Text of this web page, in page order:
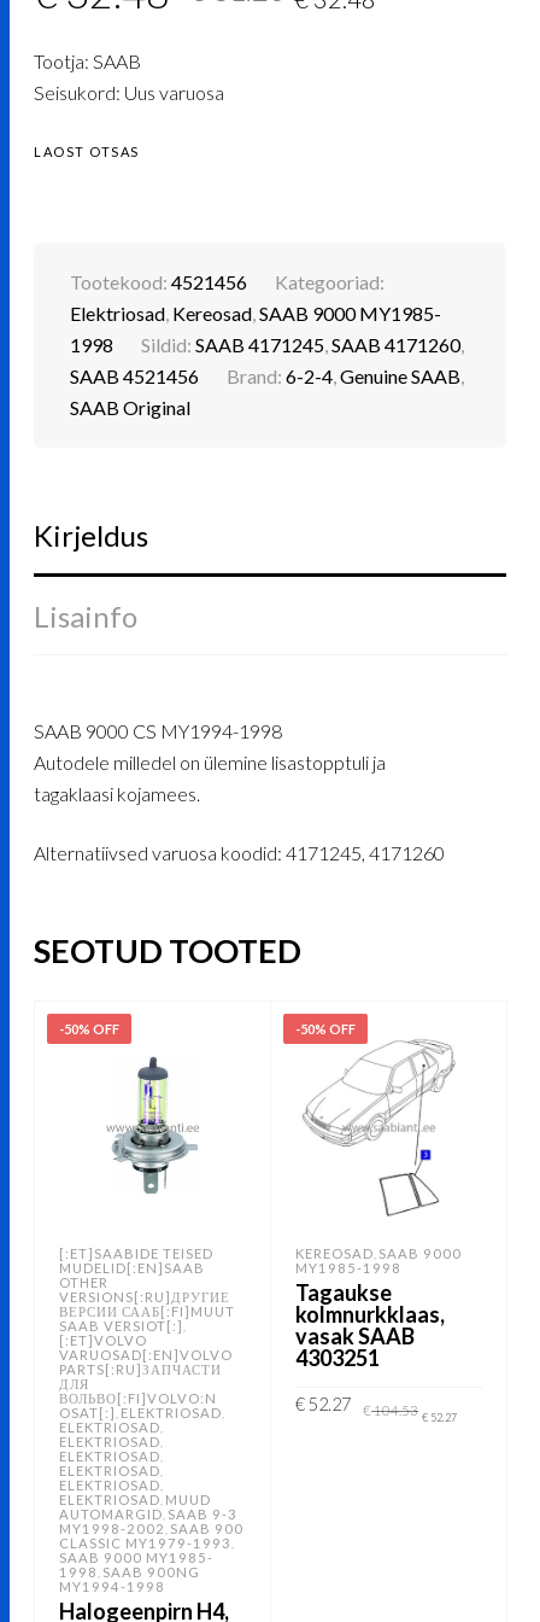
Tootja: SAAB
Seisukord: Uus varuosa
LAOST OTSAS
Tootekood:4521456
Kategooriad:
Elektriosad, Kereosad,SAAB 9000 MY1985-
1998
Sildid:SAAB 4171245,SAAB 4171260,
SAAB 4521456
Brand:6-2-4,Genuine SAAB,
SAAB Original
Kirjeldus
Lisainfo
SAAB 9000 CS MY1994-1998
Autodele milledel on ülemine lisastopptuli ja
tagaklaasi kojamees.
Alternatiivsed varuosa koodid: 4171245, 4171260
SEOTUD TOOTED
-50% OFF
[:ET]SAABIDE TEISED
MUDELID[:EN]SAAB
OTHER
VERSIONS[:RU]ДРУГИЕ
ВЕРСИИ СААБ[:FI]MUUT
SAAB VERSIOT[:]
[:ET]VOLVO
VARUOSAD[:EN]VOLVO
PARTS[:RU]ЗАПЧАСТИ
ДЛЯ
ВОЛЬВО[:FI]VOLVO:N
OSAT[:] ELEKTRIOSAD
ELEKTRIOSAD
ELEKTRIOSAD
ELEKTRIOSAD
ELEKTRIOSAD
ELEKTRIOSAD
ELEKTRIOSAD MUUD
AUTOMARGID SAAB 9-3
MY1998-2002 SAAB 900
CLASSIC MY1979-1993
SAAB 9000 MY1985-
1998 SAAB 900NG
MY1994-1998
Halogeenpirn H4,
-50% OFF
KEREOSAD SAAB 9000
MY1985-1998
Tagaukse
kolmnurkklaas,
vasak SAAB
4303251
€104.53 hind
€ 52.27
price
€ 52.27